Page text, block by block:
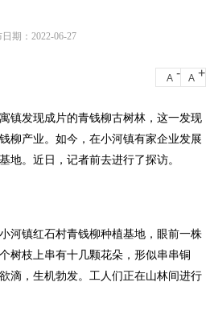
期：2022-06-27
A - A +
镇发现成片的青钱柳古树林，这一发现
柳产业。如今，在小河镇有家企业发展
地。近日，记者前去进行了探访。
河镇红石村青钱柳种植基地，眼前一株
树枝上串有十几颗花朵，形似串串铜
滴，生机勃发。工人们正在山林间进行